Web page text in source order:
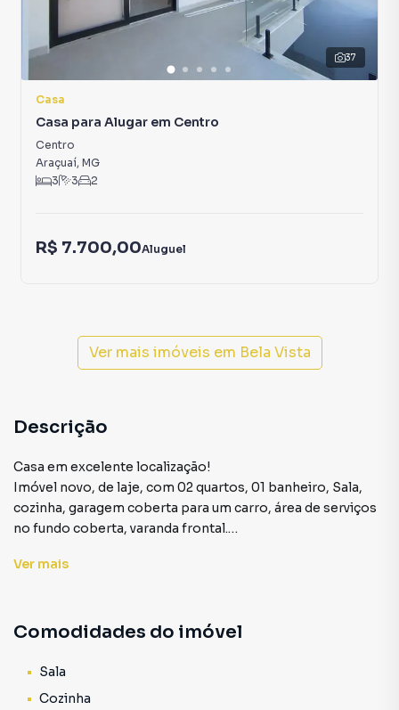
37
Casa
Casa para Alugar em Centro
Centro
Araçuaí, MG
3
3 2
R$ 7.700,00Aluguel
Ver mais imóveis em Bela Vista
Descrição
Casa em excelente localização!
Imóvel novo, de laje, com 02 quartos, 01 banheiro, Sala,
cozinha, garagem coberta para um carro, área de serviços
no fundo coberta, varanda frontal.
deseja mais informações sobre Casa em Araçuaí? Entre
7141.
Ver mais
Comodidades do imóvel
Sala
Cozinha